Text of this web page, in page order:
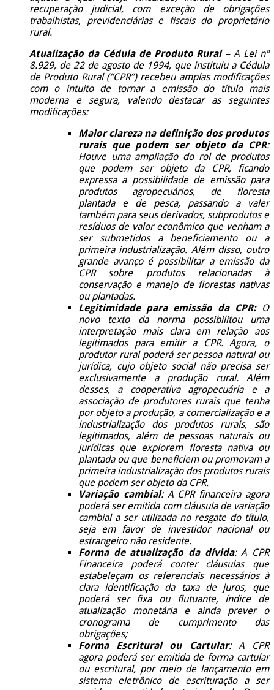
recuperação judicial, com exceção de obrigações
trabalhistas, previdenciárias e fiscais do proprietário
rural.
Atualização da Cédula de Produto Rural – A Lei nº
8.929, de 22 de agosto de 1994, que instituiu a Cédula
de Produto Rural (“CPR”) recebeu amplas modificações
com o intuito de tornar a emissão do título mais
moderna e segura, valendo destacar as seguintes
modificações:
Maior clareza na definição dos produtos
rurais que podem ser objeto da CPR:
Houve uma ampliação do rol de produtos
que podem ser objeto da CPR, ficando
expressa a possibilidade de emissão para
produtos agropecuários, de floresta
plantada e de pesca, passando a valer
também para seus derivados, subprodutos e
resíduos de valor econômico que venham a
ser submetidos a beneficiamento ou a
primeira industrialização. Além disso, outro
grande avanço é possibilitar a emissão da
CPR sobre produtos relacionadas à
conservação e manejo de florestas nativas
ou plantadas.
Legitimidade para emissão da CPR: O
novo texto da norma possibilitou uma
interpretação mais clara em relação aos
legitimados para emitir a CPR. Agora, o
produtor rural poderá ser pessoa natural ou
jurídica, cujo objeto social não precisa ser
exclusivamente a produção rural. Além
desses, a cooperativa agropecuária e a
associação de produtores rurais que tenha
por objeto a produção, a comercialização e a
industrialização dos produtos rurais, são
legitimados, além de pessoas naturais ou
jurídicas que explorem floresta nativa ou
plantada ou que beneficiem ou promovam a
primeira industrialização dos produtos rurais
que podem ser objeto da CPR.
Variação cambial: A CPR financeira agora
poderá ser emitida com cláusula de variação
cambial a ser utilizada no resgate do título,
seja em favor de investidor nacional ou
estrangeiro não residente.
Forma de atualização da dívida: A CPR
Financeira poderá conter cláusulas que
estabeleçam os referenciais necessários à
clara identificação da taxa de juros, que
poderá ser fixa ou flutuante, índice de
atualização monetária e ainda prever o
cronograma de cumprimento das
obrigações;
Forma Escritural ou Cartular: A CPR
agora poderá ser emitida de forma cartular
ou escritural, por meio de lançamento em
sistema eletrônico de escrituração a ser